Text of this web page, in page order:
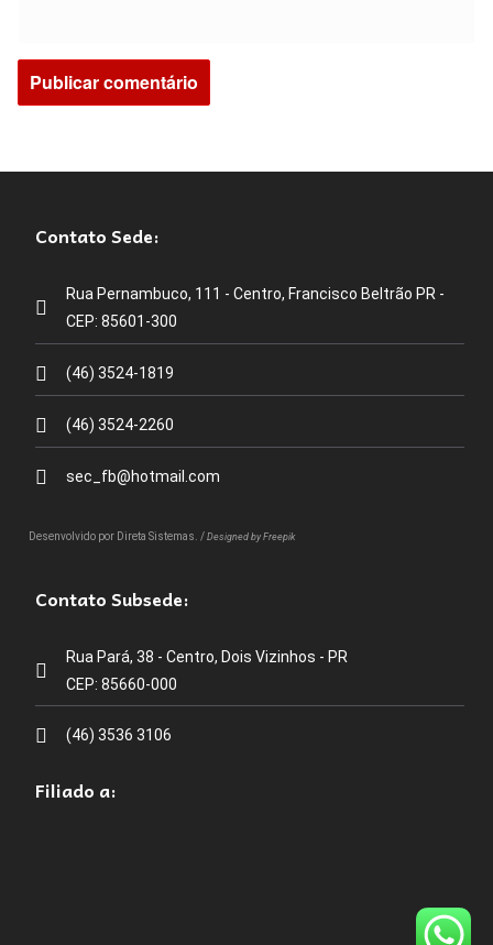
Contato Sede:
Rua Pernambuco, 111 - Centro, Francisco Beltrão PR -
CEP: 85601-300
(46) 3524-1819
(46) 3524-2260
sec_fb@hotmail.com
Desenvolvido por Direta Sistemas . / Designed by Freepik
Contato Subsede:
Rua Pará, 38 - Centro, Dois Vizinhos - PR
CEP: 85660-000
(46) 3536 3106
Filiado a: